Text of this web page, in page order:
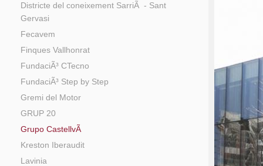
Districte del coneixement SarriÃ - Sant
Gervasi
Fecavem
Finques Vallhonrat
FundaciÃ³ CTecno
FundaciÃ³ Step by Step
Gremi del Motor
GRUP 20
Grupo CastellvÃ­
Kreston Iberaudit
Lavinia